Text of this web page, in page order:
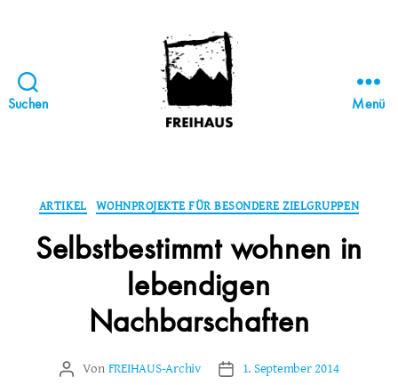
Suchen
STATTBAU
HAMBURG
Menü
Kategorien
ARTIKEL WOHNPROJEKTE FÜR BESONDERE ZIELGRUPPEN
Selbstbestimmt wohnen in
lebendigen
Nachbarschaften
Beitragsautor
Von FREIHAUS-Archiv Veröffentlichungsdatum
1. September 2014